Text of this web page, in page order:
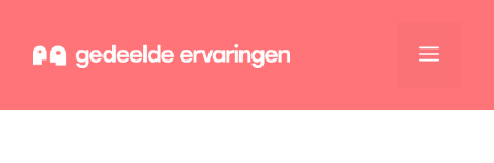
naar
Menu